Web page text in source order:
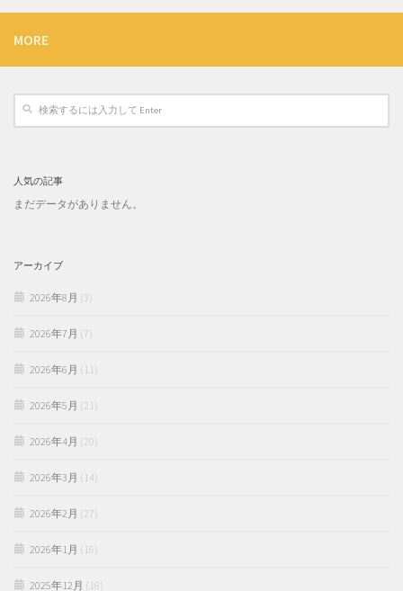
MORE
人気の記事
まだデータがありません。
アーカイブ
2026年8月 (3)
2026年7月 (7)
2026年6月 (11)
2026年5月 (21)
2026年4月 (20)
2026年3月 (14)
2026年2月 (27)
2026年1月 (16)
2025年12月 (16)